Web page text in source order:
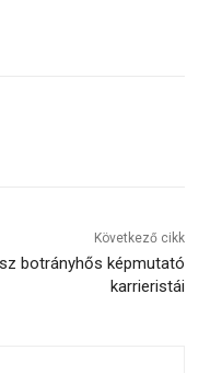
Következő cikk
botrányhős képmutató
karrieristái